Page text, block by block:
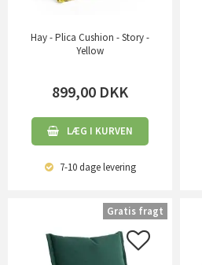
Hay - Plica Cushion - Story -
Yellow
899,00 DKK
LÆG I KURVEN
7-10 dagelevering
Gratis fragt